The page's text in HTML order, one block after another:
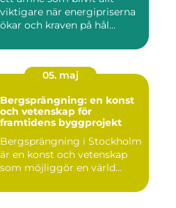
viktigare när energipriserna
ökar och kraven på hål...
05. maj
Bergsprängning: en konst
och vetenskap för
framtidens byggprojekt
Bergsprängning i Stockholm
är en konst och vetenskap
som möjliggör en värld...